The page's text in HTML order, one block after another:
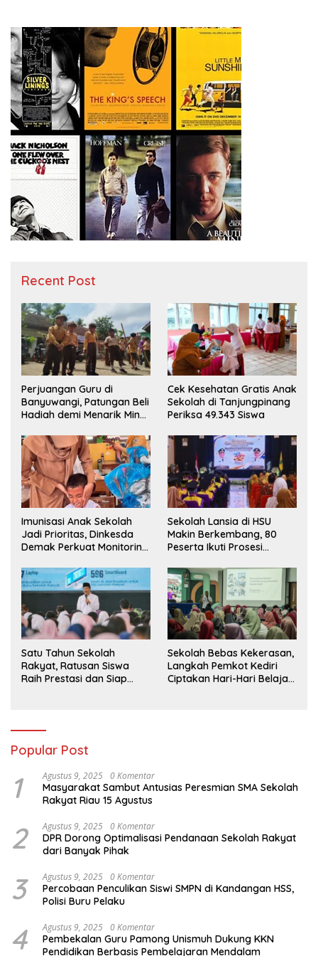
Recent Post
Perjuangan Guru di
Banyuwangi, Patungan Beli
Hadiah demi Menarik Minat
Cek Kesehatan Gratis Anak
Sekolah di Tanjungpinang
Periksa 49.343 Siswa
Imunisasi Anak Sekolah
Jadi Prioritas, Dinkesda
Demak Perkuat Monitoring
Sekolah Lansia di HSU
Makin Berkembang, 80
Peserta Ikuti Prosesi
Satu Tahun Sekolah
Rakyat, Ratusan Siswa
Raih Prestasi dan Siap
Sekolah Bebas Kekerasan,
Langkah Pemkot Kediri
Ciptakan Hari-Hari Belajar
Popular Post
1 Agustus 9, 2025 0 Komentar
Masyarakat Sambut Antusias Peresmian SMA Sekolah
Rakyat Riau 15 Agustus
2 Agustus 9, 2025 0 Komentar
DPR Dorong Optimalisasi Pendanaan Sekolah Rakyat
dari Banyak Pihak
3 Agustus 9, 2025 0 Komentar
Percobaan Penculikan Siswi SMPN di Kandangan HSS,
Polisi Buru Pelaku
4 Agustus 9, 2025 0 Komentar
Pembekalan Guru Pamong Unismuh Dukung KKN
Pendidikan Berbasis Pembelajaran Mendalam